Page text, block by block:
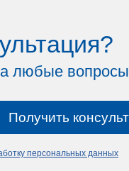
любые вопросы
персональных данных